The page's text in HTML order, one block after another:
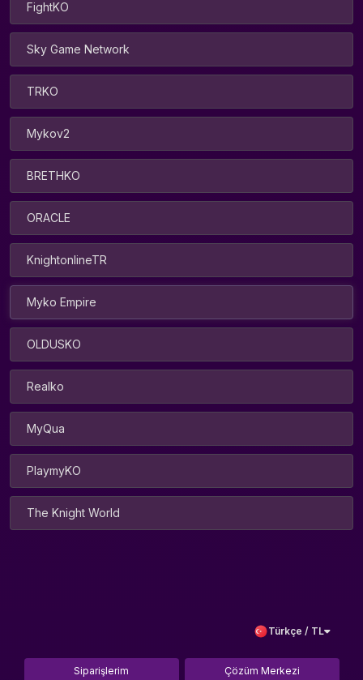
FightKO
Sky Game Network
TRKO
Mykov2
BRETHKO
ORACLE
KnightonlineTR
Myko Empire
OLDUSKO
Realko
MyQua
PlaymyKO
The Knight World
Türkçe / TL
Siparişlerim Çözüm Merkezi